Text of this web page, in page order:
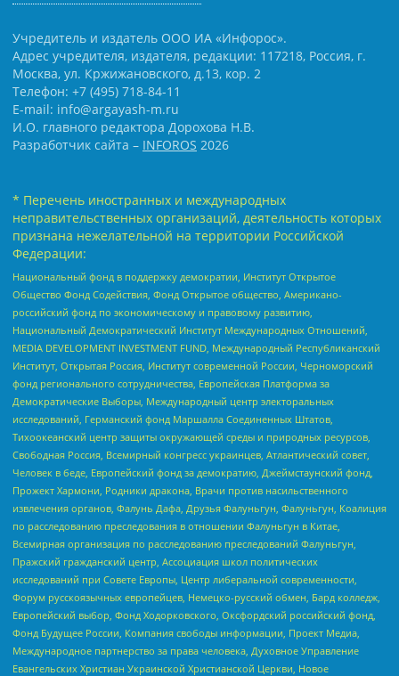
Учредитель и издатель ООО ИА «Инфорос».
Адрес учредителя, издателя, редакции: 117218, Россия, г.
Москва, ул. Кржижановского, д.13, кор. 2
Телефон: +7 (495) 718-84-11
E-mail: info@argayash-m.ru
И.О. главного редактора Дорохова Н.В.
Разработчик сайта – INFOROS 2026
* Перечень иностранных и международных
неправительственных организаций, деятельность которых
признана нежелательной на территории Российской
Федерации:
Национальный фонд в поддержку демократии, Институт Открытое
Общество Фонд Содействия, Фонд Открытое общество, Американо-
российский фонд по экономическому и правовому развитию,
Национальный Демократический Институт Международных Отношений,
MEDIA DEVELOPMENT INVESTMENT FUND, Международный Республиканский
Институт, Открытая Россия, Институт современной России, Черноморский
фонд регионального сотрудничества, Европейская Платформа за
Демократические Выборы, Международный центр электоральных
исследований, Германский фонд Маршалла Соединенных Штатов,
Тихоокеанский центр защиты окружающей среды и природных ресурсов,
Свободная Россия, Всемирный конгресс украинцев, Атлантический совет,
Человек в беде, Европейский фонд за демократию, Джеймстаунский фонд,
Прожект Хармони, Родники дракона, Врачи против насильственного
извлечения органов, Фалунь Дафа, Друзья Фалуньгун, Фалуньгун, Коалиция
по расследованию преследования в отношении Фалуньгун в Китае,
Всемирная организация по расследованию преследований Фалуньгун,
Пражский гражданский центр, Ассоциация школ политических
исследований при Совете Европы, Центр либеральной современности,
Форум русскоязычных европейцев, Немецко-русский обмен, Бард колледж,
Европейский выбор, Фонд Ходорковского, Оксфордский российский фонд,
Фонд Будущее России, Компания свободы информации, Проект Медиа,
Международное партнерство за права человека, Духовное Управление
Евангельских Христиан Украинской Христианской Церкви, Новое